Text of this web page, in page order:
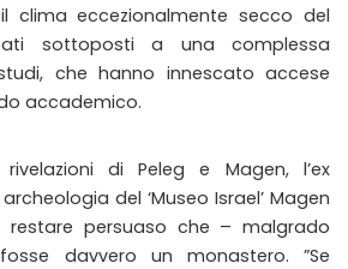
clima eccezionalmente secco del
sottoposti a una complessa
che hanno innescato accese
accademico.
di Peleg e Magen, l’ex
del ‘Museo Israel’ Magen
persuaso che – malgrado
davvero un monastero. ”Se